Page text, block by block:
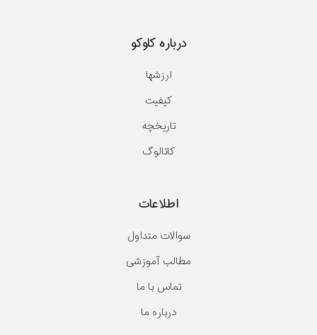
درباره کاوکو
ارزشها
کیفیت
تاریخچه
کاتالوگ
اطلاعات
سوالات متداول
مطالب آموزشی
تماس با ما
درباره ما